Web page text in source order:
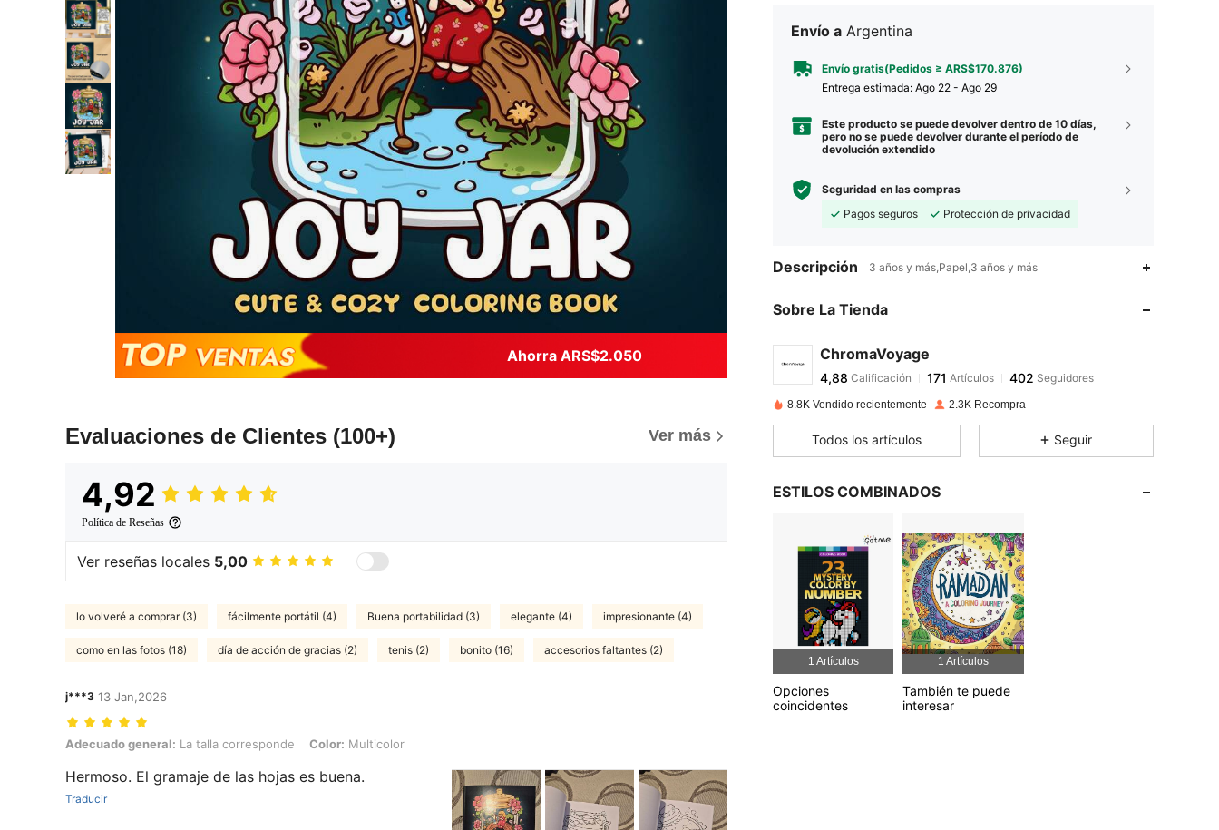
Ahorra ARS$2.050
Evaluaciones de Clientes (100+) Ver más
4,92
Política de Reseñas
Ver reseñas locales 5,00
lo volveré a comprar (3) fácilmente portátil (4) Buena portabilidad (3) elegante (4) impresionante (4)
como en las fotos (18) día de acción de gracias (2) tenis (2) bonito (16) accesorios faltantes (2)
j***3 13 Jan,2026
Adecuado general: La talla corresponde, Color: Multicolor
Adecuado general: La talla corresponde Color: Multicolor
Hermoso. El gramaje de las hojas es buena.
Traducir
Envío a Argentina
Envío gratis(Pedidos ≥ ARS$170.876)
Entrega estimada: Ago 22 - Ago 29
Este producto se puede devolver dentro de 10 días,
pero no se puede devolver durante el período de
devolución extendido
Seguridad en las compras
Pagos seguros
Protección de privacidad
Descripción 3 años y más,Papel,3 años y más
Sobre La Tienda
ChromaVoyage
4,88
4,88
Calificación
p***eseguidoHace 1 día
4,88
4,88
171
8.8K Vendido recientemente 2.3K Recompra
Todos los artículos Seguir
ESTILOS COMBINADOS
1 Artículos
Opciones
coincidentes
1 Artículos
También te puede
interesar